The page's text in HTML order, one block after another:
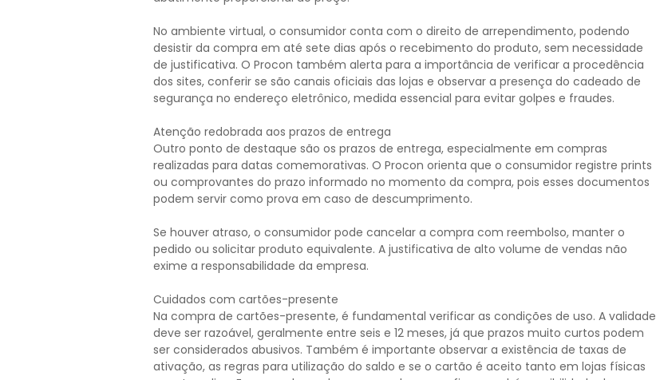
No ambiente virtual, o consumidor conta com o direito de arrependimento, podendo
desistir da compra em até sete dias após o recebimento do produto, sem necessidade
de justificativa. O Procon também alerta para a importância de verificar a procedência
dos sites, conferir se são canais oficiais das lojas e observar a presença do cadeado de
segurança no endereço eletrônico, medida essencial para evitar golpes e fraudes.
Atenção redobrada aos prazos de entrega
Outro ponto de destaque são os prazos de entrega, especialmente em compras
realizadas para datas comemorativas. O Procon orienta que o consumidor registre prints
ou comprovantes do prazo informado no momento da compra, pois esses documentos
podem servir como prova em caso de descumprimento.
Se houver atraso, o consumidor pode cancelar a compra com reembolso, manter o
pedido ou solicitar produto equivalente. A justificativa de alto volume de vendas não
exime a responsabilidade da empresa.
Cuidados com cartões-presente
Na compra de cartões-presente, é fundamental verificar as condições de uso. A validade
deve ser razoável, geralmente entre seis e 12 meses, já que prazos muito curtos podem
ser considerados abusivos. Também é importante observar a existência de taxas de
ativação, as regras para utilização do saldo e se o cartão é aceito tanto em lojas físicas